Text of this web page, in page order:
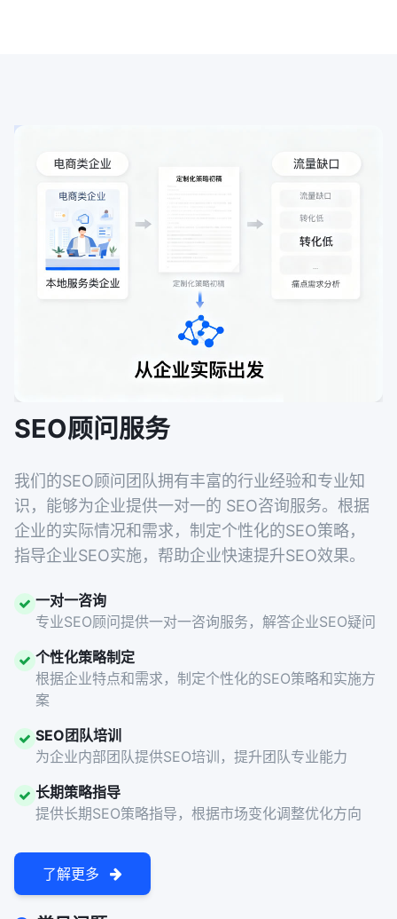
SEO顾问服务
我们的SEO顾问团队拥有丰富的行业经验和专业知
识，能够为企业提供一对一的 SEO咨询服务。根据
企业的实际情况和需求，制定个性化的SEO策略，
指导企业SEO实施，帮助企业快速提升SEO效果。
一对一咨询
专业SEO顾问提供一对一咨询服务，解答企业SEO疑问
个性化策略制定
根据企业特点和需求，制定个性化的SEO策略和实施方
案
SEO团队培训
为企业内部团队提供SEO培训，提升团队专业能力
长期策略指导
提供长期SEO策略指导，根据市场变化调整优化方向
了解更多